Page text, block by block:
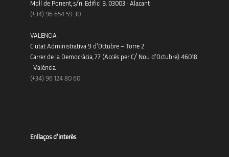
Moll de Ponent, s/n. Edifici B. 03003 · Alacant
(+34) 96 654 59 30
VALENCIA
Ciutat Administrativa 9 d’Octubre – Torre 2
Carrer de la Democràcia, 77 (Accés per C/ Nou d’Octubre) 46018
· València
(+34) 96 124 80 60
Enllaços d’interès